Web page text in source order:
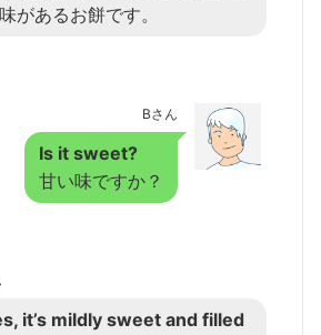
があるお餅です。
Bさん
Is it sweet?
甘い味ですか？
it’s mildly sweet and filled